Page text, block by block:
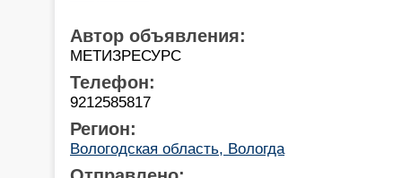
Автор объявления:
МЕТИЗРЕСУРС
Телефон:
9212585817
Регион:
Вологодская область, Вологда